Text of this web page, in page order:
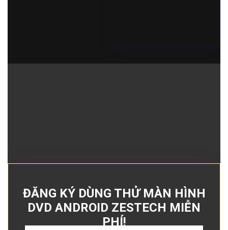
ĐĂNG KÝ DÙNG THỬ MÀN HÌNH
DVD ANDROID ZESTECH MIỄN
PHÍ!